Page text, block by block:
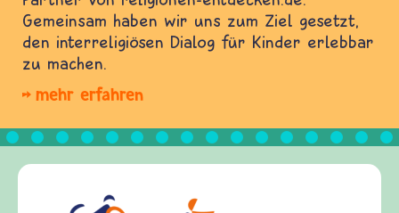
Gemeinsam haben wir uns zum Ziel gesetzt,
den interreligiösen Dialog für Kinder erlebbar
zu machen.
mehr erfahren